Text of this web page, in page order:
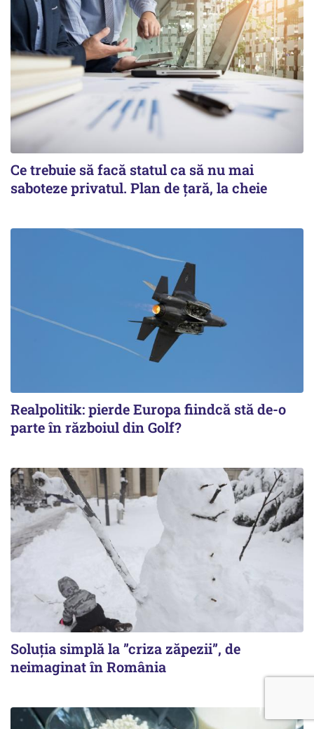
Ce trebuie să facă statul ca să nu mai
saboteze privatul. Plan de țară, la cheie
Realpolitik: pierde Europa fiindcă stă de-o
parte în războiul din Golf?
Soluția simplă la ”criza zăpezii”, de
neimaginat în România